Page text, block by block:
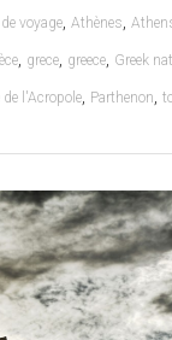
voyage, Athènes,
, grece, greece, Greek
de l'Acropole, Parthenon,